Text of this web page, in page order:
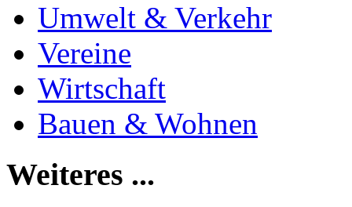
Umwelt & Verkehr
Vereine
Wirtschaft
Bauen & Wohnen
Weiteres ...